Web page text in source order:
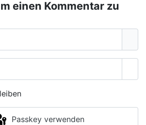
einen Kommentar zu
Passkey verwenden